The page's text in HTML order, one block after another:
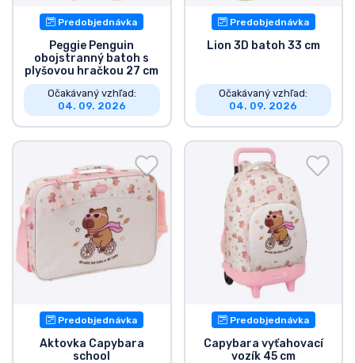
Predobjednávka
Peggie Penguin
obojstranný batoh s
plyšovou hračkou 27 cm
Očakávaný vzhľad:
04. 09. 2026
Predobjednávka
Lion 3D batoh 33 cm
Očakávaný vzhľad:
04. 09. 2026
Predobjednávka
Aktovka Capybara
school
Predobjednávka
Capybara vyťahovací
vozík 45 cm